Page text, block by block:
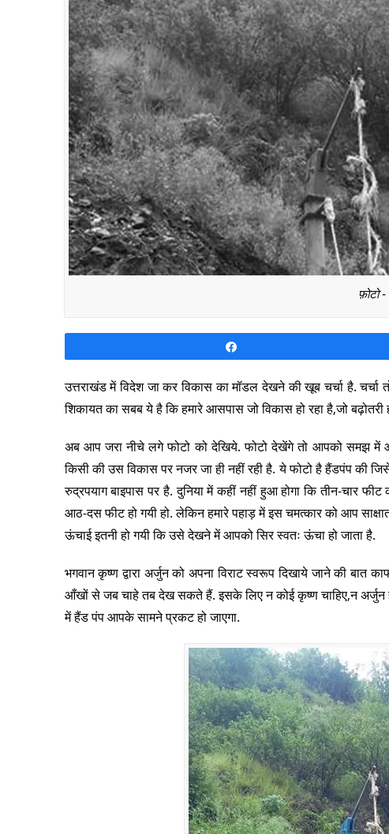
फ़ोटो
उत्तराखंड में विदेश जा कर विकास का मॉडल देखने की खूब चर्चा है.
शिकायत का सबब ये है कि हमारे आसपास जो विकास हो रहा है,जो बढ़ोतरी
अब आप जरा नीचे लगे फोटो को देखिये. फोटो देखेंगे तो आपको समझ में
किसी की उस विकास पर नजर जा ही नहीं रही है. ये फोटो है हैंडपंप की
रुद्रपयाग बाइपास पर है. दुनिया में कहीं नहीं हुआ होगा कि तीन-चार
आठ-दस फीट हो गयी हो. लेकिन हमारे पहाड़ में इस चमत्कार को आप
ऊंचाई इतनी हो गयी कि उसे देखने में आपको सिर स्वतः ऊंचा हो जाता है.
भगवान कृष्ण द्वारा अर्जुन को अपना विराट स्वरूप दिखाये जाने की बात
आँखों से जब चाहे तब देख सकते हैं. इसके लिए न कोई कृष्ण चाहिए,न
में हैंड पंप आपके सामने प्रकट हो जाएगा.